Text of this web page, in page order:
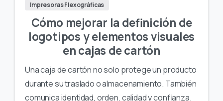
Impresoras Flexográficas
Cómo mejorar la definición de
logotipos y elementos visuales
en cajas de cartón
Una caja de cartón no solo protege un producto
durante su traslado o almacenamiento. También
comunica identidad, orden, calidad y confianza.